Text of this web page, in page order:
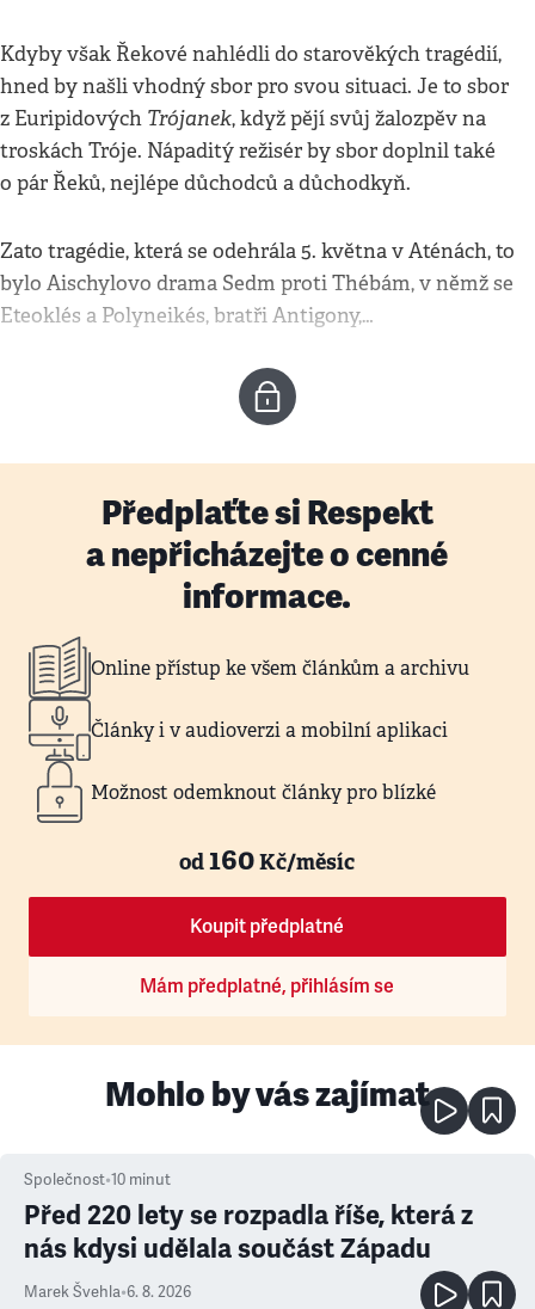
Kdyby však Řekové nahlédli do starověkých tragédií,
hned by našli vhodný sbor pro svou situaci. Je to sbor
z Euripidových Trójanek, když pějí svůj žalozpěv na
troskách Tróje. Nápaditý režisér by sbor doplnil také
o pár Řeků, nejlépe důchodců a důchodkyň.
Zato tragédie, která se odehrála 5. května v Aténách, to
bylo Aischylovo drama Sedm proti Thébám, v němž se
Eteoklés a Polyneikés, bratři Antigony,…
Předplaťte si Respekt
a nepřicházejte o cenné
informace.
Online přístup ke všem článkům a archivu
Články i v audioverzi a mobilní aplikaci
Možnost odemknout články pro blízké
od160Kč/měsíc
Koupit předplatné
Mám předplatné, přihlásím se
Mohlo by vás zajímat
Společnost•10 minut
Před 220 lety se rozpadla říše, která z
nás kdysi udělala součást Západu
Marek Švehla•6. 8. 2026